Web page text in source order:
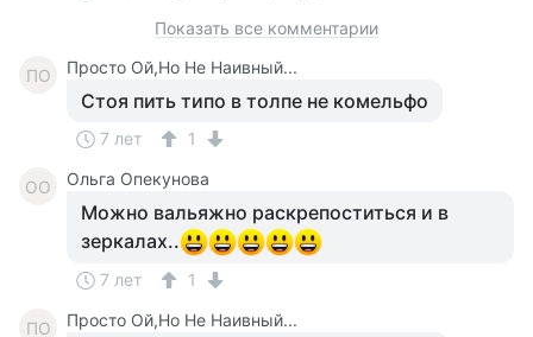
Показать все комментарии
ПО Просто Ой,Но Не Наивный...
Стоя пить типо в толпе не комельфо
7 лет 1
ОО Ольга Опекунова
Можно вальяжно раскрепоститься и в
зеркалах..
7 лет 1
ПО Просто Ой,Но Не Наивный...